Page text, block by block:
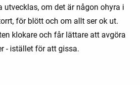
utvecklas, om det är någon ohyra i
för blött och om allt ser ok ut.
klokare och får lättare att avgöra
- istället för att gissa.